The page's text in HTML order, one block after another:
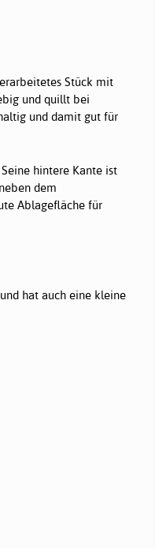
Stück mit
und quillt bei
und damit gut für
hintere Kante ist
dem
Ablagefläche für
hat auch eine kleine